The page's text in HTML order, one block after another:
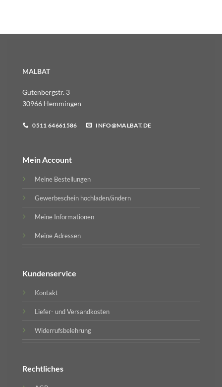
MALBAT
Gutenbergstr. 3
30966 Hemmingen
0511 64661586 INFO@MALBAT.DE
Mein Account
Meine Bestellungen
Gewerbeschein hochladen/ändern
Meine Informationen
Meine Adressen
Kundenservice
Kontakt
Liefer- und Versandkosten
Widerrufsbelehrung
Rechtliches